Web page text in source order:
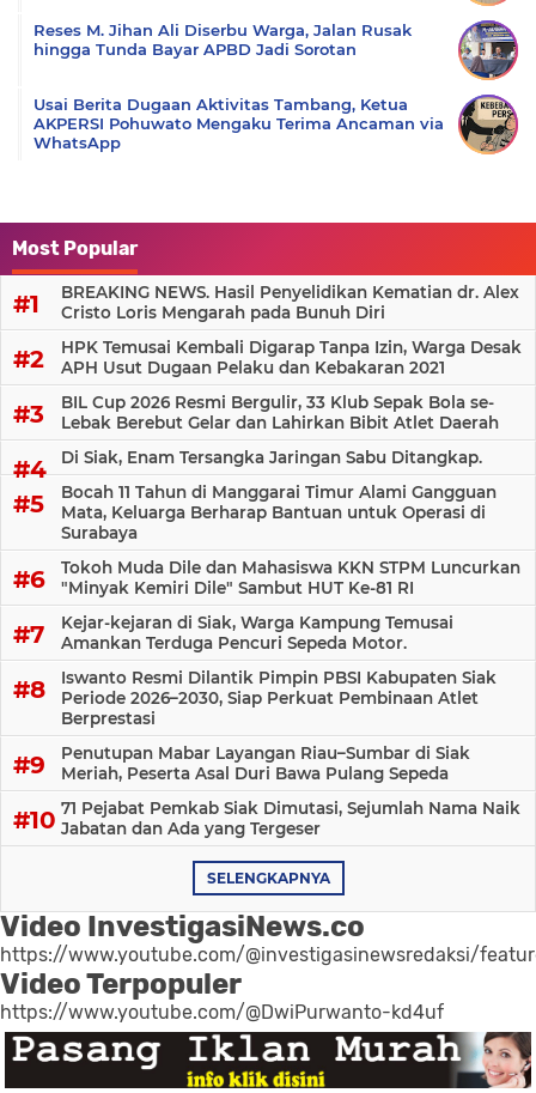
Reses M. Jihan Ali Diserbu Warga, Jalan Rusak
hingga Tunda Bayar APBD Jadi Sorotan
Usai Berita Dugaan Aktivitas Tambang, Ketua
AKPERSI Pohuwato Mengaku Terima Ancaman via
WhatsApp
Most Popular
BREAKING NEWS. Hasil Penyelidikan Kematian dr. Alex
Cristo Loris Mengarah pada Bunuh Diri
HPK Temusai Kembali Digarap Tanpa Izin, Warga Desak
APH Usut Dugaan Pelaku dan Kebakaran 2021
BIL Cup 2026 Resmi Bergulir, 33 Klub Sepak Bola se-
Lebak Berebut Gelar dan Lahirkan Bibit Atlet Daerah
Di Siak, Enam Tersangka Jaringan Sabu Ditangkap.
Bocah 11 Tahun di Manggarai Timur Alami Gangguan
Mata, Keluarga Berharap Bantuan untuk Operasi di
Surabaya
Tokoh Muda Dile dan Mahasiswa KKN STPM Luncurkan
"Minyak Kemiri Dile" Sambut HUT Ke-81 RI
Kejar-kejaran di Siak, Warga Kampung Temusai
Amankan Terduga Pencuri Sepeda Motor.
Iswanto Resmi Dilantik Pimpin PBSI Kabupaten Siak
Periode 2026–2030, Siap Perkuat Pembinaan Atlet
Berprestasi
Penutupan Mabar Layangan Riau–Sumbar di Siak
Meriah, Peserta Asal Duri Bawa Pulang Sepeda
71 Pejabat Pemkab Siak Dimutasi, Sejumlah Nama Naik
Jabatan dan Ada yang Tergeser
SELENGKAPNYA
Video InvestigasiNews.co
https://www.youtube.com/@investigasinewsredaksi/
Video Terpopuler
https://www.youtube.com/@DwiPurwanto-kd4uf